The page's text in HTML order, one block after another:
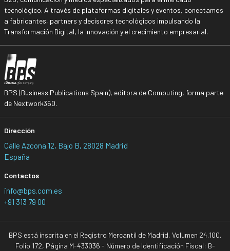
tecnológico. A través de plataformas digitales y eventos, conectamos
a fabricantes, partners y decisores tecnológicos impulsando la
Transformación Digital, la Innovación y el crecimiento empresarial.
BPS (Business Publications Spain), editora de Computing, forma parte
de Nextwork360.
Dirección
Calle Azcona 12, Bajo B, 28028 Madrid
España
Contactos
info@bps.com.es
+91 313 79 00
BPS está inscrita en el Registro Mercantil de Madrid, Volumen 24.100,
Folio 172, Página M-433036 - Número de Identificación Fiscal: B-